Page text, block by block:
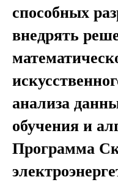
способных
внедрять
анализа
обучения и
Программа